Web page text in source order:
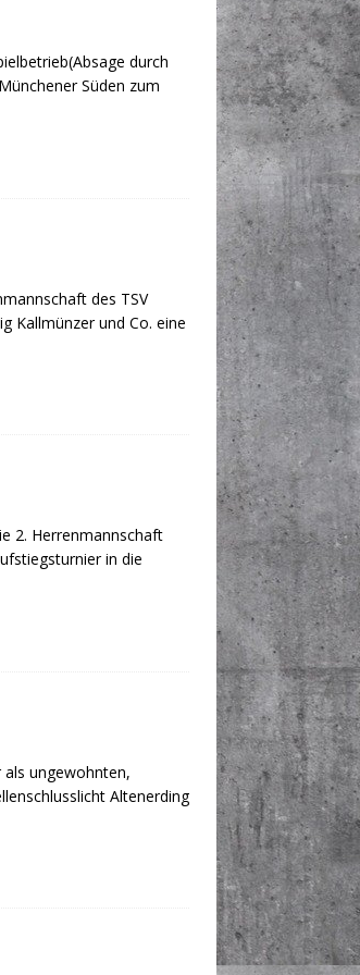
durch
Süden zum
des TSV
Kallmünzer und Co. eine
2. Herrenmannschaft
in die
als ungewohnten,
Altenerding